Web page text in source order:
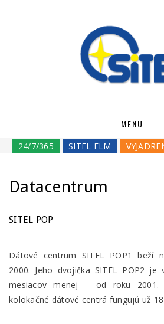
content
MENU
SITEL FLM
24/7/365
Datacentrum
SITEL POP
Dátové centrum SITEL POP1 beží
2000. Jeho dvojička SITEL POP2
mesiacov menej – od roku 2001.
kolokačné dátové centrá fungujú už